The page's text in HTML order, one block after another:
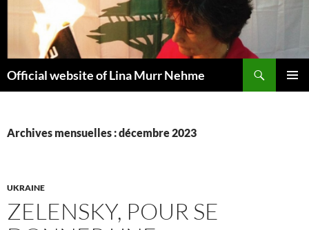
contenu
Official website of Lina Murr Nehme
Archives mensuelles : décembre 2023
UKRAINE
ZELENSKY, POUR SE